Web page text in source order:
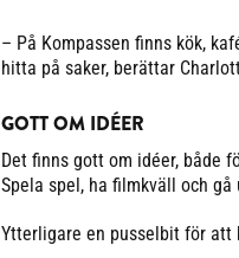
– På Kompassen finns kök,
hitta på saker, berättar
GOTT OM IDÉER
Det finns gott om idéer, både
Spela spel, ha filmkväll och
Ytterligare en pusselbit för att